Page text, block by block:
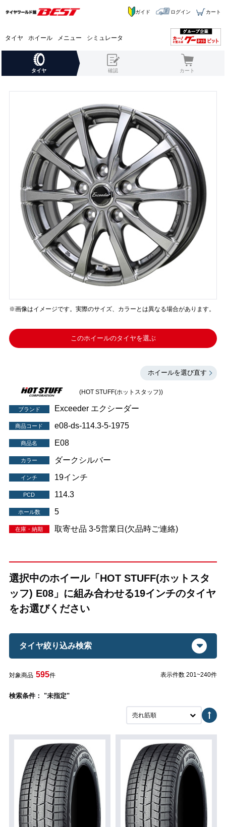
タイヤ ホイール メニュー シミュレータ
ガイド ログイン カート
タイヤ 確認 カート
※画像はイメージです。実際のサイズ、カラーとは異なる場合があります。
このホイールのタイヤを選ぶ
ホイールを選び直す
(HOT STUFF(ホットスタッフ))
ブランド Exceeder エクシーダー
商品コード e08-ds-114.3-5-1975
商品名 E08
カラー ダークシルバー
インチ 19インチ
PCD 114.3
ホール数 5
在庫・納期 取寄せ品 3-5営業日(欠品時ご連絡)
選択中のホイール「HOT STUFF(ホットスタ
ッフ) E08」に組み合わせる19インチのタイヤ
をお選びください
タイヤ絞り込み検索
対象商品 595件 表示件数 201~240件
検索条件： "未指定"
売れ筋順